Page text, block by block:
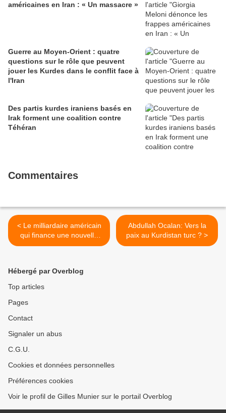
américaines en Iran : « Un massacre »
Guerre au Moyen-Orient : quatre
questions sur le rôle que peuvent
jouer les Kurdes dans le conflit face à
l'Iran
Des partis kurdes iraniens basés en
Irak forment une coalition contre
Téhéran
Commentaires
< Le milliardaire américain
qui finance une nouvelle
organisation chrétienne
Abdullah Ocalan: Vers la
paix au Kurdistan turc ? >
Hébergé par Overblog
Top articles
Pages
Contact
Signaler un abus
C.G.U.
Cookies et données personnelles
Préférences cookies
Voir le profil de Gilles Munier sur le portail Overblog